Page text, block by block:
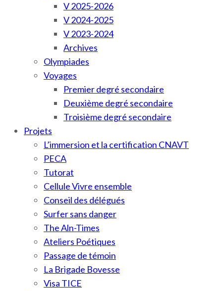
V 2025-2026
V 2024-2025
V 2023-2024
Archives
Olympiades
Voyages
Premier degré secondaire
Deuxième degré secondaire
Troisième degré secondaire
Projets
L’immersion et la certification CNAVT
PECA
Tutorat
Cellule Vivre ensemble
Conseil des délégués
Surfer sans danger
The Aln-Times
Ateliers Poétiques
Passage de témoin
La Brigade Bovesse
Visa TICE